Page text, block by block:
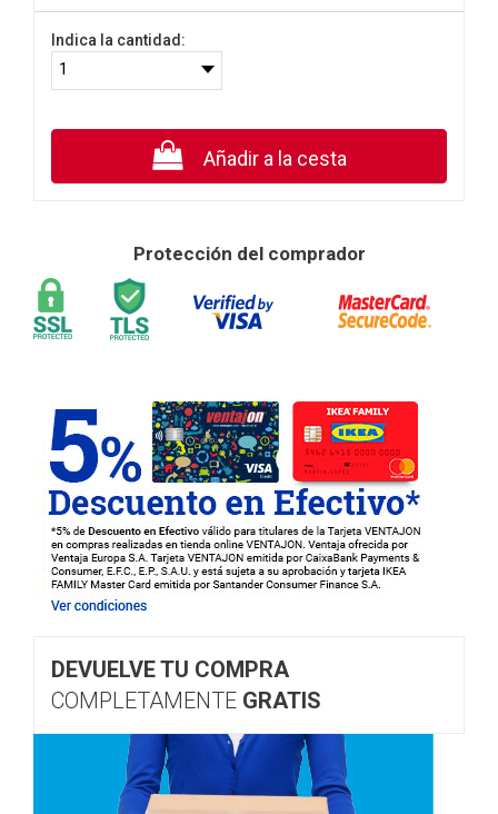
Indica la cantidad:
Añadir a la cesta
Protección del comprador
DEVUELVE TU COMPRA
COMPLETAMENTE GRATIS